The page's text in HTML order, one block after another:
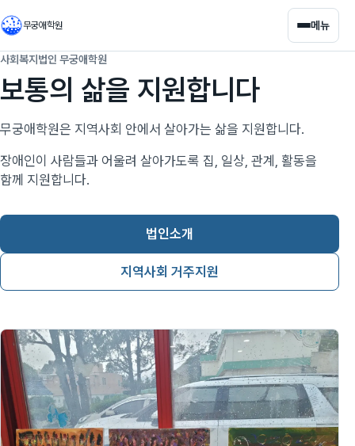
무궁애학원 메뉴
사회복지법인 무궁애학원
보통의 삶을 지원합니다
무궁애학원은 지역사회 안에서 살아가는 삶을 지원합니다.
장애인이 사람들과 어울려 살아가도록 집, 일상, 관계, 활동을
함께 지원합니다.
법인소개
지역사회 거주지원